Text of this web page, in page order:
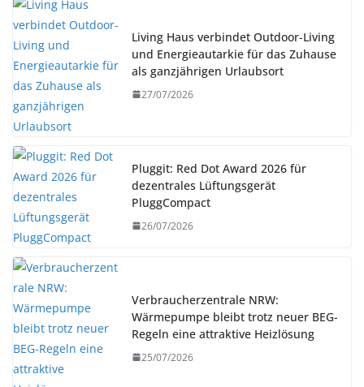
Living Haus verbindet Outdoor-Living
und Energieautarkie für das Zuhause
als ganzjährigen Urlaubsort
27/07/2026
Pluggit: Red Dot Award 2026 für
dezentrales Lüftungsgerät
PluggCompact
26/07/2026
Verbraucherzentrale NRW:
Wärmepumpe bleibt trotz neuer BEG-
Regeln eine attraktive Heizlösung
25/07/2026